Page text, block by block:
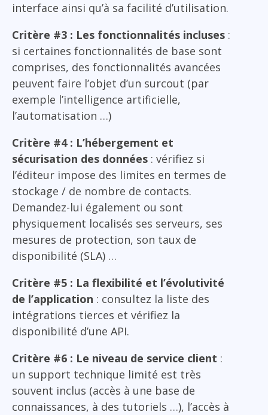
interface ainsi qu’à sa facilité d’utilisation.
Critère #3 : Les fonctionnalités incluses :
si certaines fonctionnalités de base sont
comprises, des fonctionnalités avancées
peuvent faire l’objet d’un surcout (par
exemple l’intelligence artificielle,
l’automatisation …)
Critère #4 : L’hébergement et
sécurisation des données : vérifiez si
l’éditeur impose des limites en termes de
stockage / de nombre de contacts.
Demandez-lui également ou sont
physiquement localisés ses serveurs, ses
mesures de protection, son taux de
disponibilité (SLA) …
Critère #5 : La flexibilité et l’évolutivité
de l’application : consultez la liste des
intégrations tierces et vérifiez la
disponibilité d’une API.
Critère #6 : Le niveau de service client :
un support technique limité est très
souvent inclus (accès à une base de
connaissances, à des tutoriels …), l’accès à